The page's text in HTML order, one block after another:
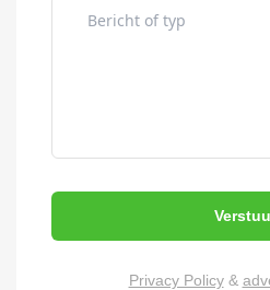
Privacy Policy&